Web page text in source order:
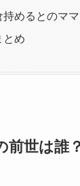
持めるとのマ
とめ
前世は誰？